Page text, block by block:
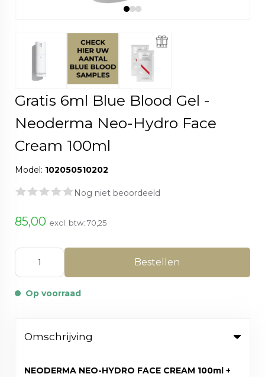
Gratis 6ml Blue Blood Gel -
Neoderma Neo-Hydro Face
Cream 100ml
Model: 102050510202
Nog niet beoordeeld
85,00 excl. btw: 70,25
Bestellen
Op voorraad
Omschrijving
NEODERMA NEO-HYDRO FACE CREAM 100ml +